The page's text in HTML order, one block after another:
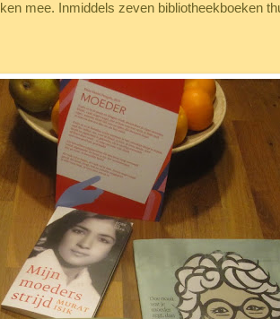
mee. Inmiddels zeven bibliotheekboeken